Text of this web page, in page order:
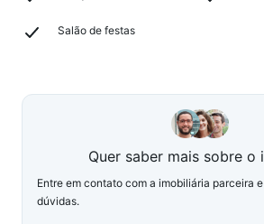
Salão de festas
Quer saber mais sobre o
Entre em contato com a imobiliária parceira
dúvidas.